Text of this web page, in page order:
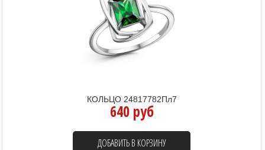
КОЛЬЦО 24817782Пл7
640 руб
ДОБАВИТЬ В КОРЗИНУ